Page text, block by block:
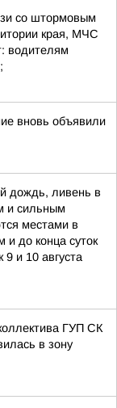
со штормовым
края, МЧС
водителям
вновь объявили
дождь, ливень в
и сильным
местами в
и до конца суток
9 и 10 августа
ГУП СК
в зону